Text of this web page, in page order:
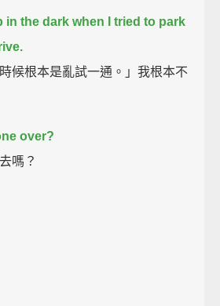
in the dark when I tried to park
候根本是亂試一通。」我根本不
over?
嗎？